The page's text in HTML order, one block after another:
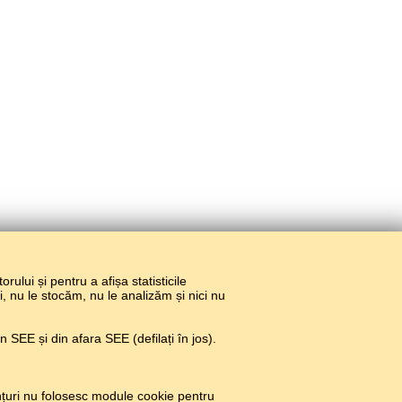
și pentru a afișa statisticile
nu le stocăm, nu le analizăm și nici nu
și din afara SEE (defilați în jos).
nu folosesc module cookie pentru